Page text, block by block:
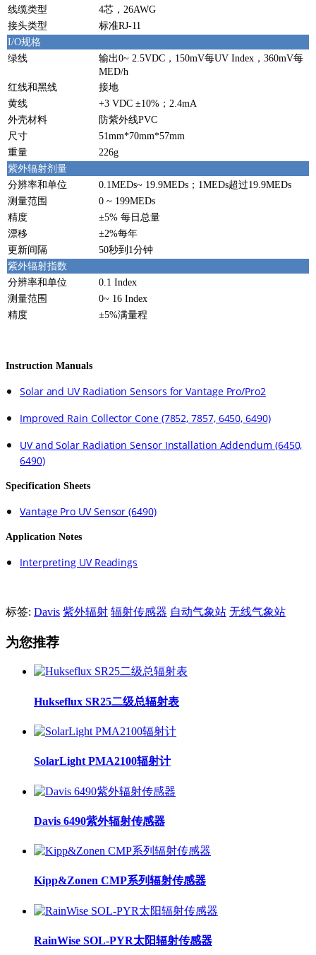
线缆类型
4芯，26AWG
接头类型
标准RJ-11
I/O规格
绿线
输出0~ 2.5VDC，150mV每UV Index，360mV每
MED/h
红线和黑线
接地
黄线
+3 VDC ±10%；2.4mA
外壳材料
防紫外线PVC
尺寸
51mm*70mm*57mm
重量
226g
紫外辐射剂量
分辨率和单位
0.1MEDs~ 19.9MEDs；1MEDs超过19.9MEDs
测量范围
0 ~ 199MEDs
精度
±5% 每日总量
漂移
±2%每年
更新间隔
50秒到1分钟
紫外辐射指数
分辨率和单位
0.1 Index
测量范围
0~ 16 Index
精度
±5%满量程
Instruction Manuals
Solar and UV Radiation Sensors for Vantage Pro/Pro2
Improved Rain Collector Cone (7852, 7857, 6450, 6490)
UV and Solar Radiation Sensor Installation Addendum (6450,
6490)
Specification Sheets
Vantage Pro UV Sensor (6490)
Application Notes
Interpreting UV Readings
标签: Davis 紫外辐射 辐射传感器 自动气象站 无线气象站
为您推荐
Hukseflux SR25二级总辐射表
SolarLight PMA2100辐射计
Davis 6490紫外辐射传感器
Kipp&Zonen CMP系列辐射传感器
RainWise SOL-PYR太阳辐射传感器